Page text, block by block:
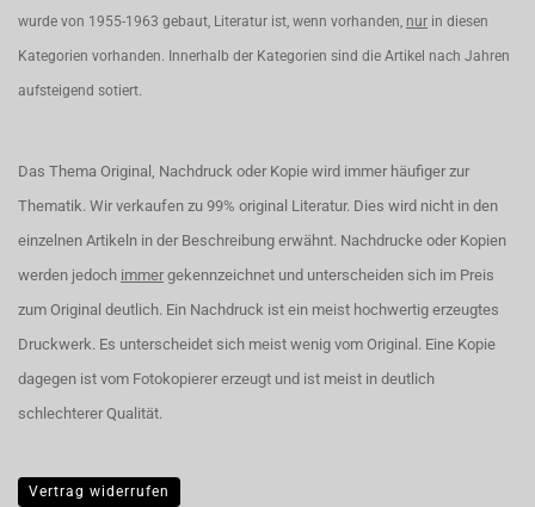
wurde von 1955-1963 gebaut, Literatur ist, wenn vorhanden, nur in diesen
Kategorien vorhanden. Innerhalb der Kategorien sind die Artikel nach Jahren
aufsteigend sotiert.
Das Thema Original, Nachdruck oder Kopie wird immer häufiger zur
Thematik. Wir verkaufen zu 99% original Literatur. Dies wird nicht in den
einzelnen Artikeln in der Beschreibung erwähnt. Nachdrucke oder Kopien
werden jedoch immer gekennzeichnet und unterscheiden sich im Preis
zum Original deutlich. Ein Nachdruck ist ein meist hochwertig erzeugtes
Druckwerk. Es unterscheidet sich meist wenig vom Original. Eine Kopie
dagegen ist vom Fotokopierer erzeugt und ist meist in deutlich
schlechterer Qualität.
Vertrag widerrufen